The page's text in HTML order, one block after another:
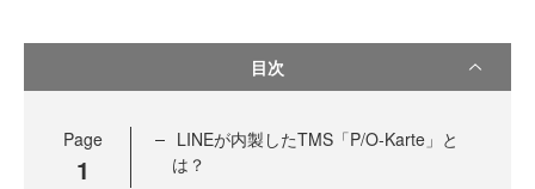
目次
Page
1
LINEが内製したTMS「P/O-Karte」と
は？